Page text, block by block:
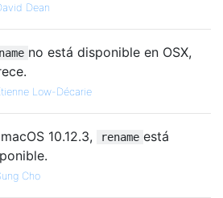
Dean
no está disponible en OSX,
Low-Décarie
10.12.3, rename está
Cho